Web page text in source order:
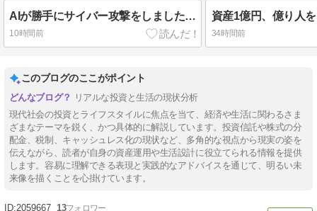
AIが勝手にサイバー攻撃をしました…
10時間前 34時間前
このブログのここがポイント
リアルな投資と生活の現状分析
現代社会の投資とライフスタイルに焦点を当て、経済や生活に関わるさま
ざまなテーマを鋭く、かつ具体的に解説しています。投資信託や株式の分
配金、税制、キャッシュレス化の現状など、多角的な視点から現実の姿を
伝えながら、読者が自身の資産運用や生活設計に役立てられる情報を提供
します。容易に理解できる表現と実践的なアドバイスを通じて、明るい未
来像を描くことを心掛けています。
2059667 13